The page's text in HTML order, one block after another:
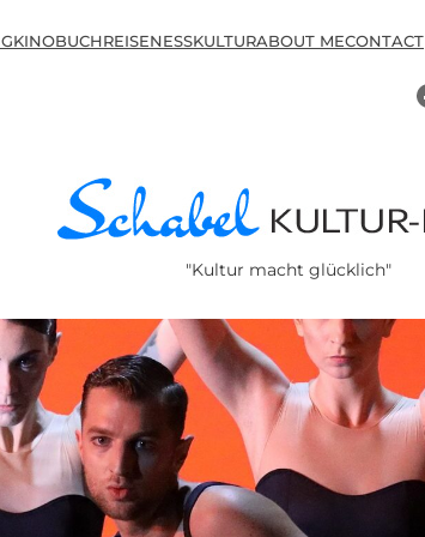
KINOBUCHREISENESSKULTURABOUT MECONTACT
"Kultur macht glücklich"